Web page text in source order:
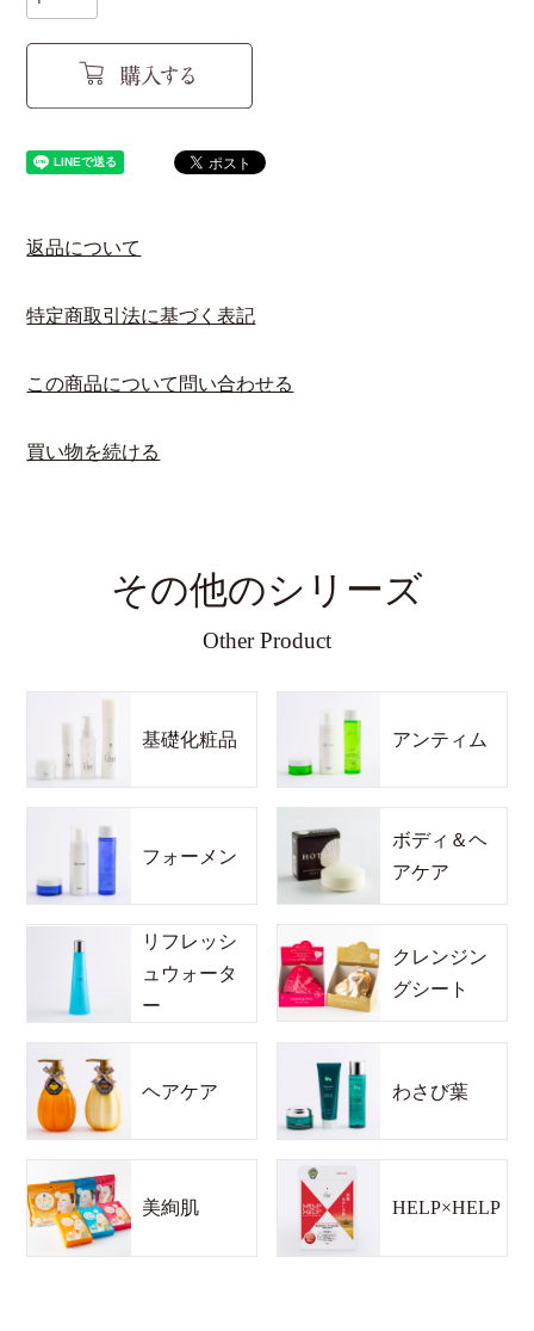
返品について
特定商取引法に基づく表記
この商品について問い合わせる
買い物を続ける
その他のシリーズ
Other Product
基礎化粧品 アンティム
フォーメン
ボディ＆ヘ
アケア
リフレッシ
ュウォータ
ー
クレンジン
グシート
ヘアケア わさび葉
美絢肌 HELP×HELP